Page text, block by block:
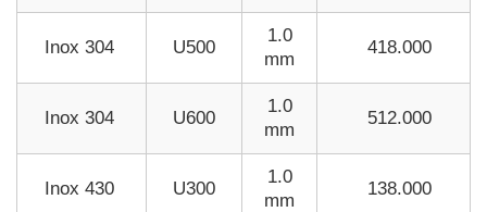
Inox 304 U500
1.0
mm
418.000
Inox 304 U600
1.0
mm
512.000
Inox 430 U300
1.0
mm
138.000